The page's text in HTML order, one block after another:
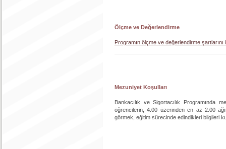
Ölçme ve Değerlendirme
Programın ölçme ve değerlendirme
Mezuniyet Koşulları
Bankacılık ve Sigortacılık Programında
öğrencilerin, 4.00 üzerinden en az 2.00
görmek, eğitim sürecinde edindikleri bilgileri